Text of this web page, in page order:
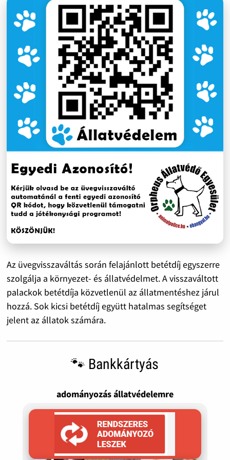
Az üvegvisszaváltás során felajánlott betétdíj egyszerre
szolgálja a környezet- és állatvédelmet. A visszaváltott
palackok betétdíja közvetlenül az állatmentéshez járul
hozzá. Sok kicsi betétdíj együtt hatalmas segítséget
jelent az állatok számára.
🐾 Bankkártyás
adományozás állatvédelemre